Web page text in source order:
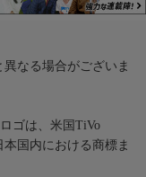
なる場合がございま
ゴは、米国TiVo
国内における商標ま